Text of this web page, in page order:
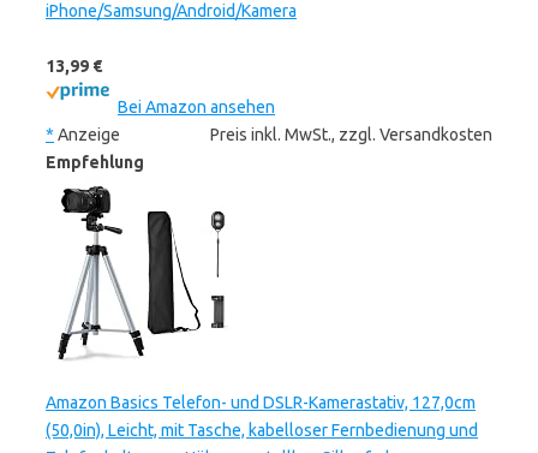
iPhone/Samsung/Android/Kamera
13,99 €
Bei Amazon ansehen
* Anzeige
Preis inkl. MwSt., zzgl. Versandkosten
Empfehlung
Amazon Basics Telefon- und DSLR-Kamerastativ, 127,0cm
(50,0in), Leicht, mit Tasche, kabelloser Fernbedienung und